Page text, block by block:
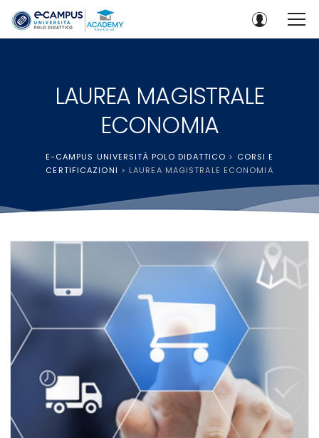
LAUREA MAGISTRALE
ECONOMIA
E-CAMPUS UNIVERSITÀ POLO DIDATTICO > CORSI E
CERTIFICAZIONI > LAUREA MAGISTRALE ECONOMIA